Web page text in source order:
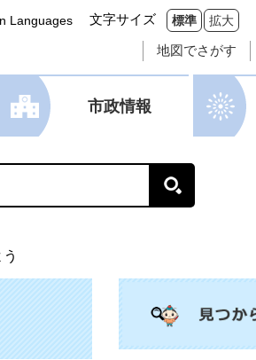
Languages 文字サイズ 標準 拡大
地図でさがす
市政情報